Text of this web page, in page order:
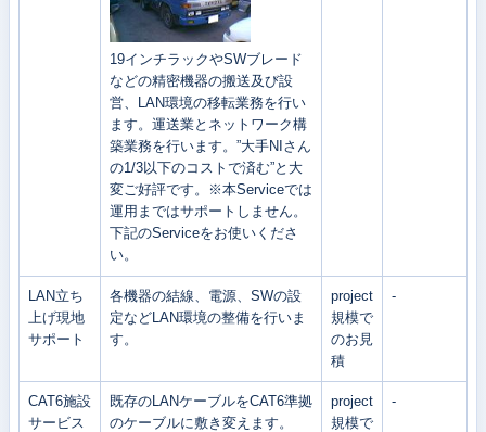
19インチラックやSWブレード
などの精密機器の搬送及び設
営、LAN環境の移転業務を行い
ます。運送業とネットワーク構
築業務を行います。”大手NIさん
の1/3以下のコストで済む”と大
変ご好評です。※本Serviceでは
運用まではサポートしません。
下記のServiceをお使いくださ
い。
LAN立ち
上げ現地
サポート
各機器の結線、電源、SWの設
定などLAN環境の整備を行いま
す。
project
規模で
のお見
積
-
CAT6施設
サービス
既存のLANケーブルをCAT6準拠
のケーブルに敷き変えます。
project
規模で
-